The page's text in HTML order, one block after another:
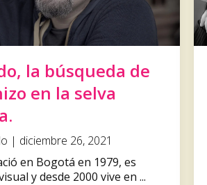
la búsqueda de
en la selva
| diciembre 26, 2021
en Bogotá en 1979, es
y desde 2000 vive en ...